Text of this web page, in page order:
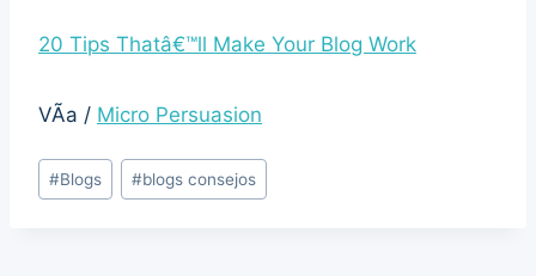
20 Tips Thatâ€™ll Make Your Blog Work
VÃ­a / Micro Persuasion
Post
Tags:
#Blogs #blogs consejos